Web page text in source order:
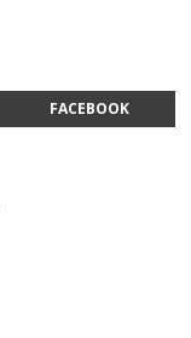
FACEBOOK